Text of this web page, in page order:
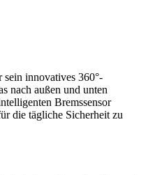
innovatives 360°-
nach außen und unten
Bremssensor
die tägliche Sicherheit zu